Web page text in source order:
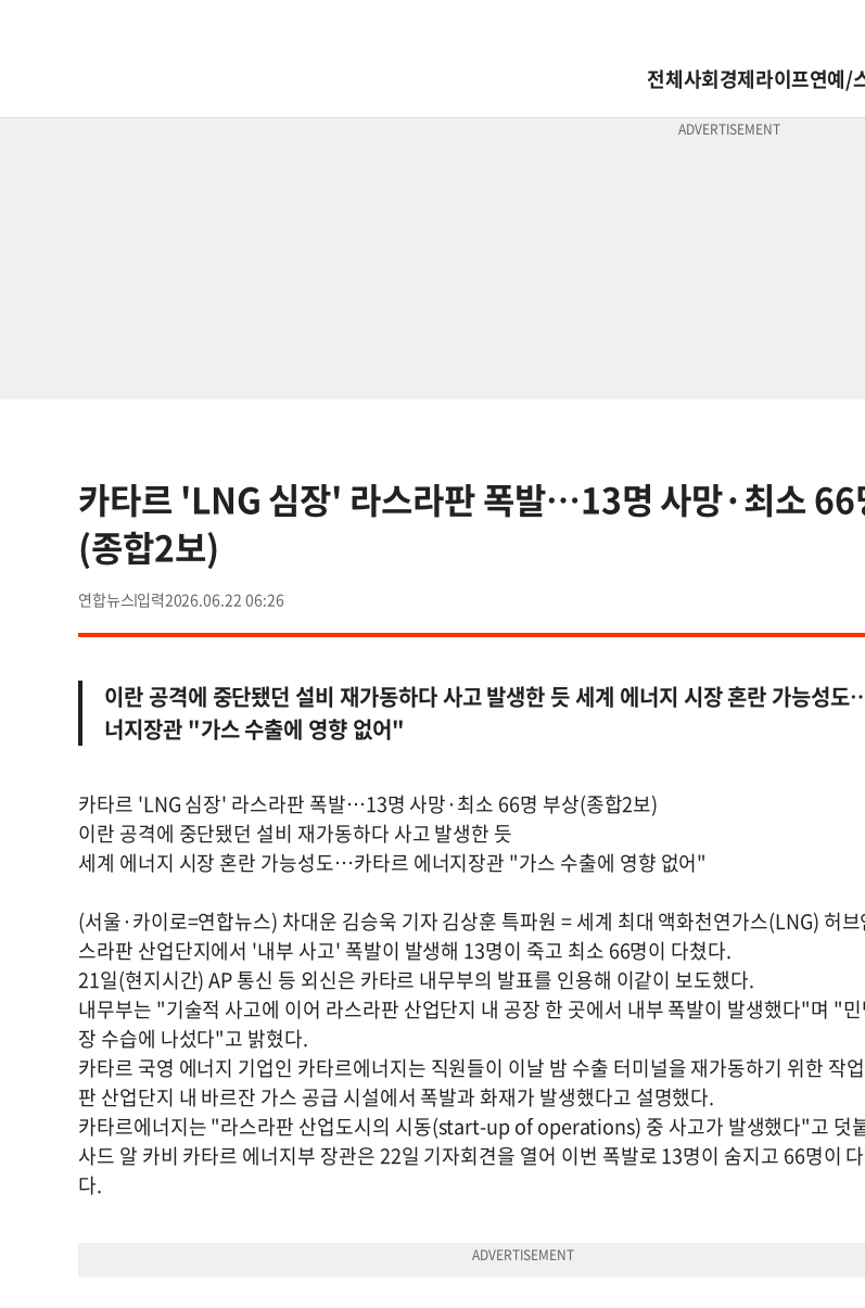
전체사회경제라이프연예/
카타르 'LNG 심장' 라스라판 폭발…13명 사망·최소 66
(종합2보)
연합뉴스 2026.06.22 06:26
이란 공격에 중단됐던 설비 재가동하다 사고 발생한 듯 세계 에너지 시장 혼란 가능성
너지장관 "가스 수출에 영향 없어"
카타르 'LNG 심장' 라스라판 폭발…13명 사망·최소 66명 부상(종합2보)
이란 공격에 중단됐던 설비 재가동하다 사고 발생한 듯
세계 에너지 시장 혼란 가능성도…카타르 에너지장관 "가스 수출에 영향 없어"
(서울·카이로=연합뉴스) 차대운 김승욱 기자 김상훈 특파원 = 세계 최대 액화천연가스(LNG) 허
스라판 산업단지에서 '내부 사고' 폭발이 발생해 13명이 죽고 최소 66명이 다쳤다.
21일(현지시간) AP 통신 등 외신은 카타르 내무부의 발표를 인용해 이같이 보도했다.
내무부는 "기술적 사고에 이어 라스라판 산업단지 내 공장 한 곳에서 내부 폭발이 발생했다"며 "
장 수습에 나섰다"고 밝혔다.
카타르 국영 에너지 기업인 카타르에너지는 직원들이 이날 밤 수출 터미널을 재가동하기 위한 작
판 산업단지 내 바르잔 가스 공급 시설에서 폭발과 화재가 발생했다고 설명했다.
카타르에너지는 "라스라판 산업도시의 시동(start-up of operations) 중 사고가 발생했다"고 덧
사드 알 카비 카타르 에너지부 장관은 22일 기자회견을 열어 이번 폭발로 13명이 숨지고 66명이
다.